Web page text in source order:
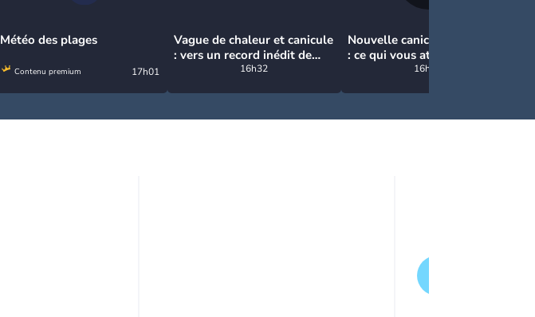
Météo des plages
Contenu premium 17h01
Vague de chaleur et canicule
: vers un record inédit de
chaleur durable en France
16h32
Nouvelle canicule en France
: ce qui vous attend
16h27